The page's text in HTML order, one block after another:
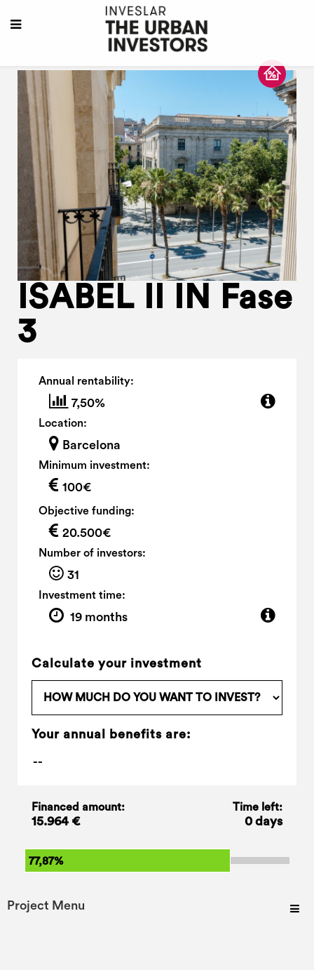
ISABEL II IN Fase
3
Annual rentability:
7,50%
Location:
Barcelona
Minimum investment:
100€
Objective funding:
20.500€
Number of investors:
31
Investment time:
19 months
Calculate your investment
Your annual benefits are:
Financed amount:
15.964 €
Time left:
0 days
77,87%
Project Menu